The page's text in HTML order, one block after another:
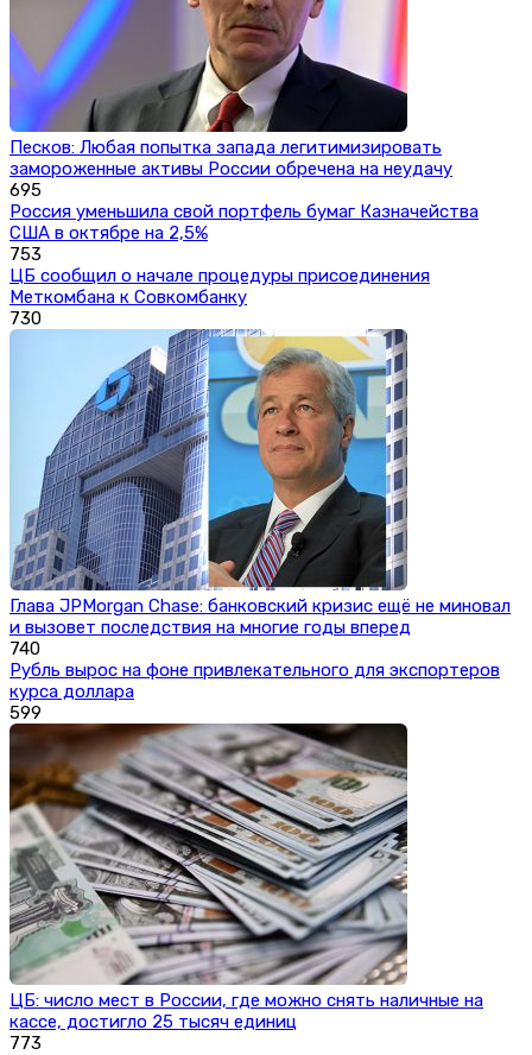
Песков: Любая попытка запада легитимизировать
замороженные активы России обречена на неудачу
695
Россия уменьшила свой портфель бумаг Казначейства
США в октябре на 2,5%
753
ЦБ сообщил о начале процедуры присоединения
Меткомбана к Совкомбанку
730
Глава JPMorgan Chase: банковский кризис ещё не миновал
и вызовет последствия на многие годы вперед
740
Рубль вырос на фоне привлекательного для экспортеров
курса доллара
599
ЦБ: число мест в России, где можно снять наличные на
кассе, достигло 25 тысяч единиц
773